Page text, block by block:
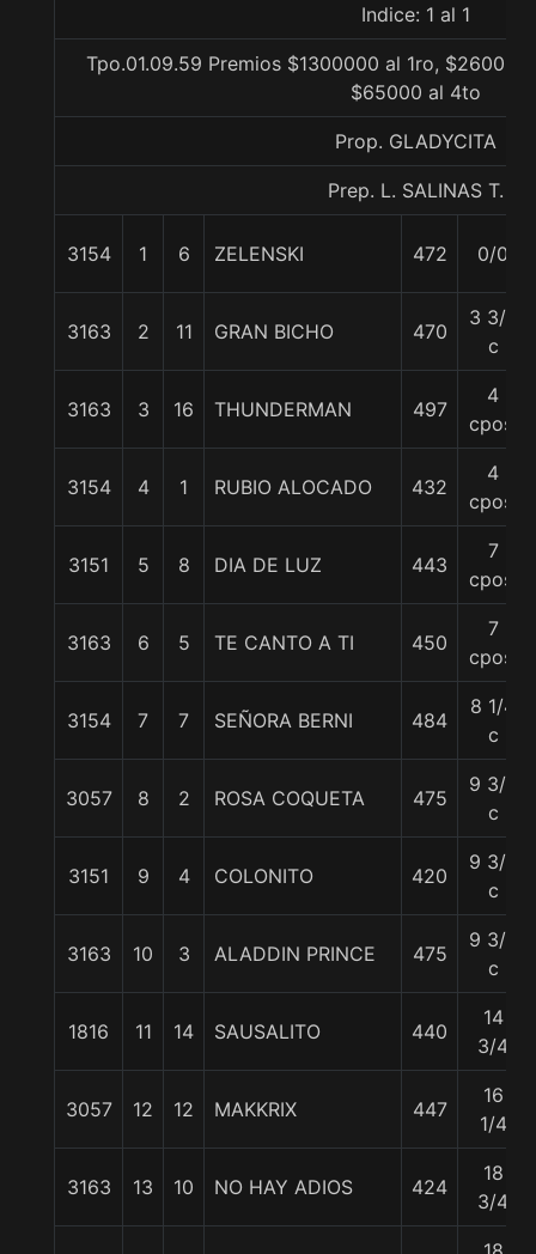
Indice: 1 al 1
Tpo.01.09.59 Premios $1300000 al 1ro,
$65000 al 4to
Prop. GLADYCITA
Prep. L. SALINAS T.
3154 1 6 ZELENSKI 472 0/0
3163 2 11 GRAN BICHO 470
3 3/4
c
3163 3 16 THUNDERMAN 497
4
cpos.
3154 4 1 RUBIO ALOCADO 432
4
cpos.
3151 5 8 DIA DE LUZ 443
7
cpos.
3163 6 5 TE CANTO A TI 450
7
cpos.
3154 7 7 SEÑORA BERNI 484
8 1/4
c
3057 8 2 ROSA COQUETA 475
9 3/4
c
3151 9 4 COLONITO 420
9 3/4
c
3163 10 3 ALADDIN PRINCE 475
9 3/4
c
1816 11 14 SAUSALITO 440
14
3/4
3057 12 12 MAKKRIX 447
16
1/4
3163 13 10 NO HAY ADIOS 424
18
3/4